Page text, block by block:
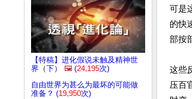
【特稿】进化假说未触及精神世
界（下）
🖼️ (24,195次)
自由世界为甚么为最坏的可能做
准备？ (19,950次)
可是
的快
部按
这些
压百